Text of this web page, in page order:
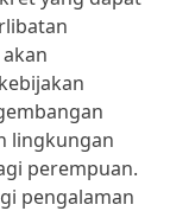
lingkungan
perempuan.
pengalaman